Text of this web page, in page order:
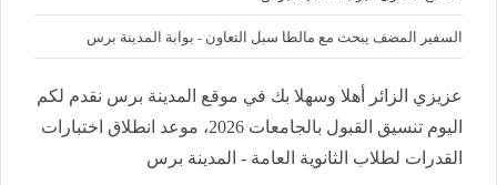
السفير المضف يبحث مع مالطا سبل التعاون - بوابة المدينة برس
عزيزي الزائر أهلا وسهلا بك في موقع المدينة برس نقدم لكم
اليوم تنسيق القبول بالجامعات 2026، موعد انطلاق اختبارات
القدرات لطلاب الثانوية العامة - المدينة برس